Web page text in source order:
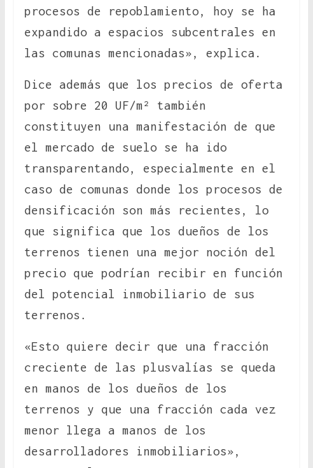
procesos de repoblamiento, hoy se ha
expandido a espacios subcentrales en
las comunas mencionadas», explica.
Dice además que los precios de oferta
por sobre 20 UF/m² también
constituyen una manifestación de que
el mercado de suelo se ha ido
transparentando, especialmente en el
caso de comunas donde los procesos de
densificación son más recientes, lo
que significa que los dueños de los
terrenos tienen una mejor noción del
precio que podrían recibir en función
del potencial inmobiliario de sus
terrenos.
«Esto quiere decir que una fracción
creciente de las plusvalías se queda
en manos de los dueños de los
terrenos y que una fracción cada vez
menor llega a manos de los
desarrolladores inmobiliarios»,